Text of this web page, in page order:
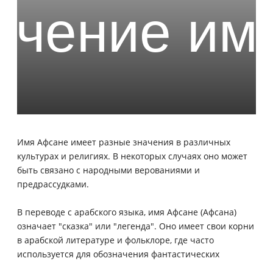
Имя Афсане имеет разные значения в различных
культурах и религиях. В некоторых случаях оно может
быть связано с народными верованиями и
предрассудками.
В переводе с арабского языка, имя Афсане (Афсана)
означает "сказка" или "легенда". Оно имеет свои корни
в арабской литературе и фольклоре, где часто
используется для обозначения фантастических